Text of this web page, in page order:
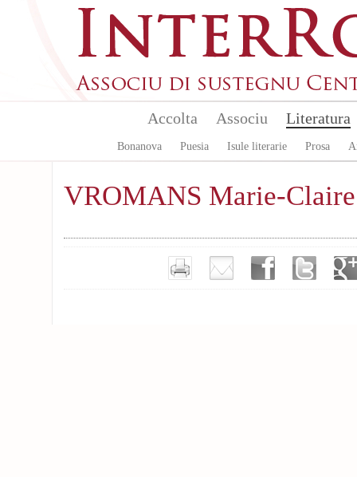
Accolta Associu Literatura
Bonanova Puesia Isule literarie Prosa
VROMANS Marie-Claire